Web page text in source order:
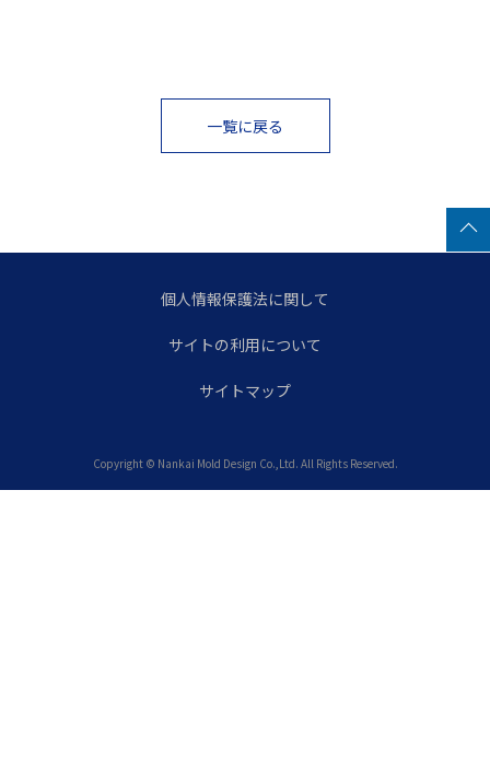
一覧に戻る
個人情報保護法に関して
サイトの利用について
サイトマップ
Copyright © Nankai Mold Design Co.,Ltd. All Rights Reserved.